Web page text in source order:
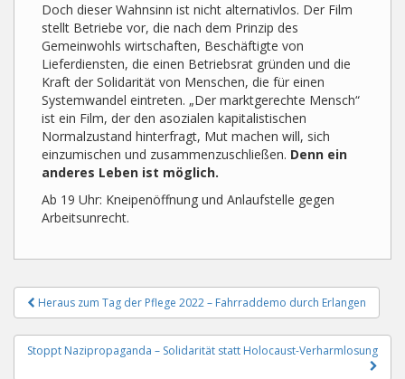
Doch dieser Wahnsinn ist nicht alternativlos. Der Film
stellt Betriebe vor, die nach dem Prinzip des
Gemeinwohls wirtschaften, Beschäftigte von
Lieferdiensten, die einen Betriebsrat gründen und die
Kraft der Solidarität von Menschen, die für einen
Systemwandel eintreten. „Der marktgerechte Mensch“
ist ein Film, der den asozialen kapitalistischen
Normalzustand hinterfragt, Mut machen will, sich
einzumischen und zusammenzuschließen. Denn ein
anderes Leben ist möglich.
Ab 19 Uhr: Kneipenöffnung und Anlaufstelle gegen
Arbeitsunrecht.
Beitragsnavigation
Heraus zum Tag der Pflege 2022 – Fahrraddemo durch Erlangen
Stoppt Nazipropaganda – Solidarität statt Holocaust-Verharmlosung